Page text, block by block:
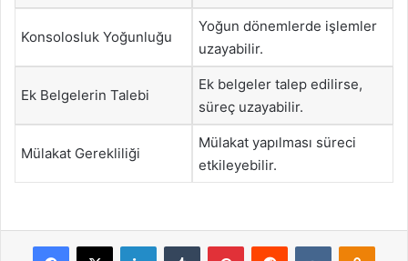
Konsolosluk Yoğunluğu
Yoğun dönemlerde işlemler
uzayabilir.
Ek Belgelerin Talebi
Ek belgeler talep edilirse,
süreç uzayabilir.
Mülakat Gerekliliği
Mülakat yapılması süreci
etkileyebilir.
Facebook
X LinkedInTumblr PinterestReddit VKontakte